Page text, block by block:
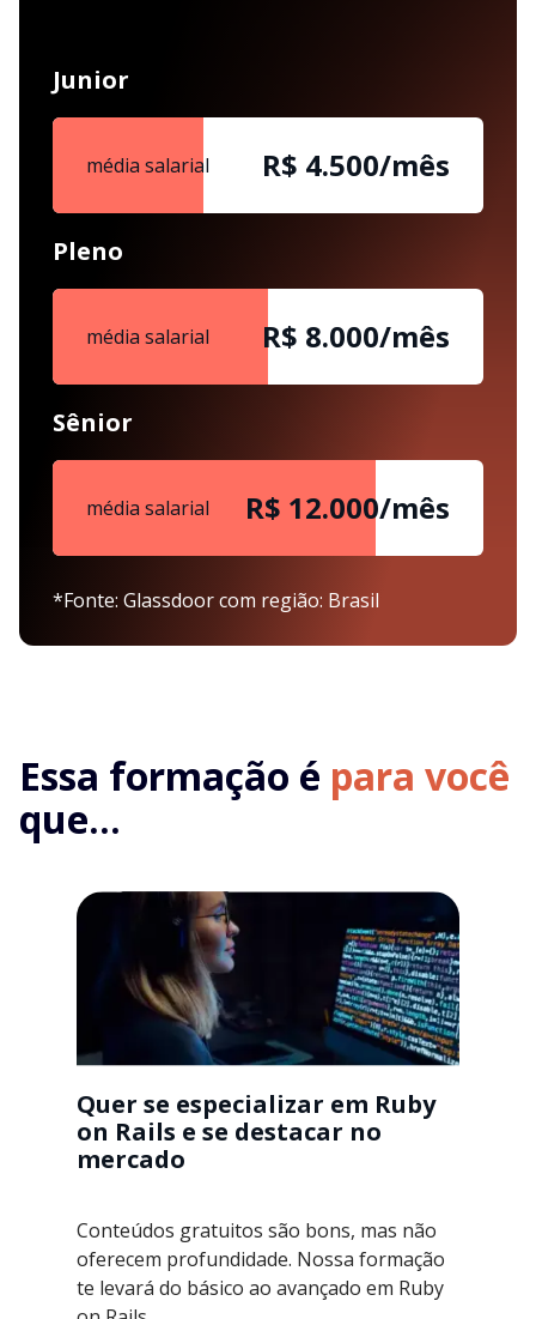
Junior
média salarial R$ 4.500/mês
Pleno
média salarial R$ 8.000/mês
Sênior
média salarial R$ 12.000/mês
*Fonte: Glassdoor com região: Brasil
Essa formação é para você
que...
Quer se especializar em Ruby
on Rails e se destacar no
mercado
Conteúdos gratuitos são bons, mas não
oferecem profundidade. Nossa formação
te levará do básico ao avançado em Ruby